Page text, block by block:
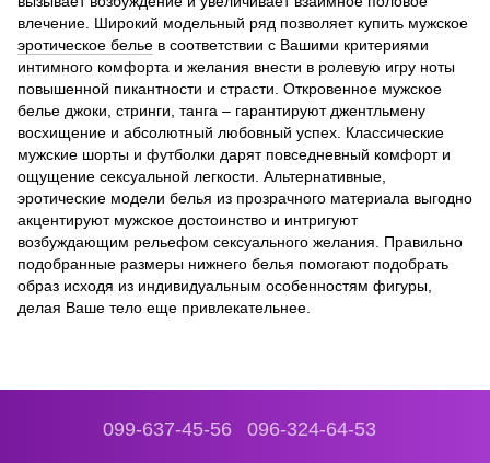
влечение. Широкий модельный ряд позволяет купить мужское
эротическое белье в соответствии с Вашими критериями
интимного комфорта и желания внести в ролевую игру ноты
повышенной пикантности и страсти. Откровенное мужское
белье джоки, стринги, танга – гарантируют джентльмену
восхищение и абсолютный любовный успех. Классические
мужские шорты и футболки дарят повседневный комфорт и
ощущение сексуальной легкости. Альтернативные,
эротические модели белья из прозрачного материала выгодно
акцентируют мужское достоинство и интригуют
возбуждающим рельефом сексуального желания. Правильно
подобранные размеры нижнего белья помогают подобрать
образ исходя из индивидуальным особенностям фигуры,
делая Ваше тело еще привлекательнее.
099-637-45-56 096-324-64-53